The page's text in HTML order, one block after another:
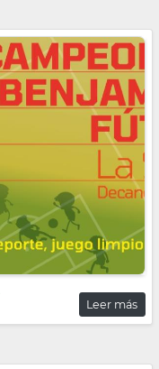
Leer más